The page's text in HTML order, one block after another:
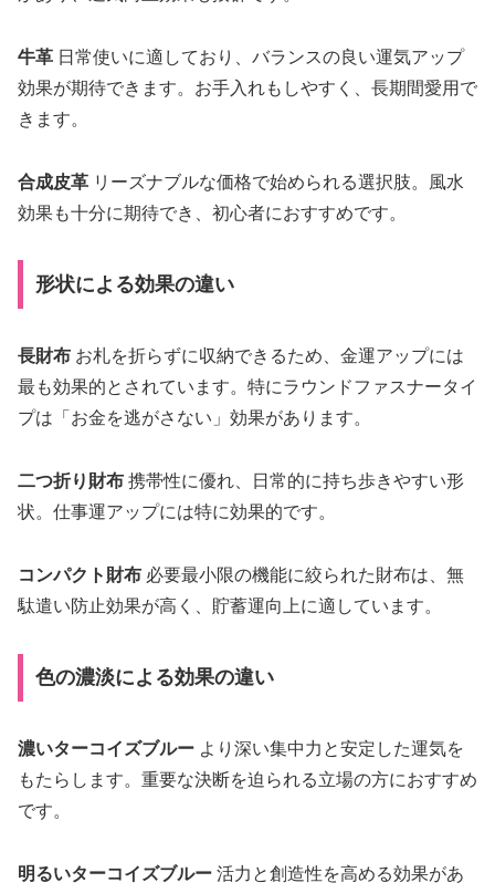
牛革 日常使いに適しており、バランスの良い運気アップ
効果が期待できます。お手入れもしやすく、長期間愛用で
きます。
合成皮革 リーズナブルな価格で始められる選択肢。風水
効果も十分に期待でき、初心者におすすめです。
形状による効果の違い
長財布 お札を折らずに収納できるため、金運アップには
最も効果的とされています。特にラウンドファスナータイ
プは「お金を逃がさない」効果があります。
二つ折り財布 携帯性に優れ、日常的に持ち歩きやすい形
状。仕事運アップには特に効果的です。
コンパクト財布 必要最小限の機能に絞られた財布は、無
駄遣い防止効果が高く、貯蓄運向上に適しています。
色の濃淡による効果の違い
濃いターコイズブルー より深い集中力と安定した運気を
もたらします。重要な決断を迫られる立場の方におすすめ
です。
明るいターコイズブルー 活力と創造性を高める効果があ